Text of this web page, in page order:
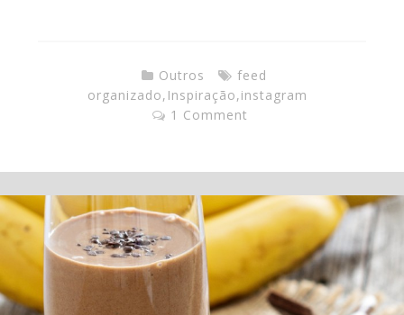
Outros
feed
organizado, Inspiração,instagram
1 Comment